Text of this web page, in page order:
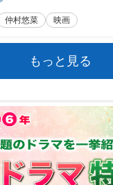
仲村悠菜 映画
もっと見る